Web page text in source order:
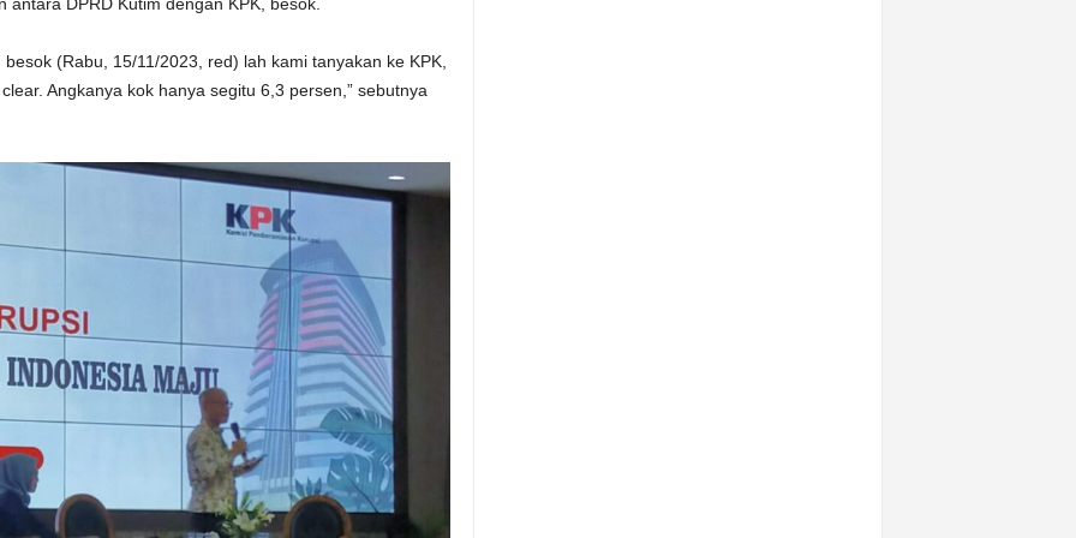
(Rabu, 15/11/2023, red) lah kami tanyakan ke KPK,
Angkanya kok hanya segitu 6,3 persen,” sebutnya